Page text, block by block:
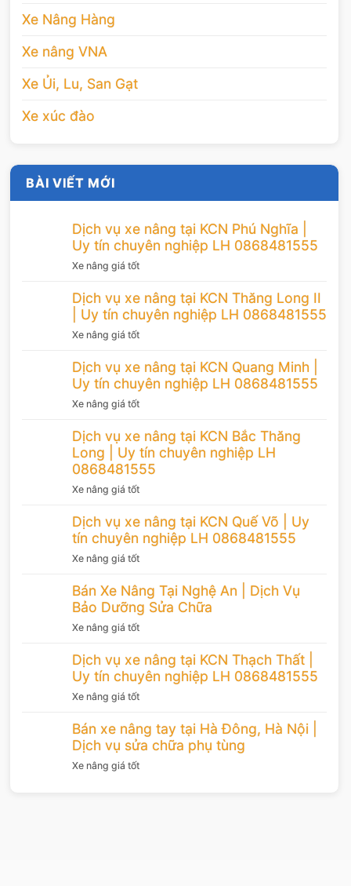
Xe Nâng Hàng
Xe nâng VNA
Xe Ủi, Lu, San Gạt
Xe xúc đào
BÀI VIẾT MỚI
Dịch vụ xe nâng tại KCN Phú Nghĩa |
Uy tín chuyên nghiệp LH 0868481555
Xe nâng giá tốt
Dịch vụ xe nâng tại KCN Thăng Long II
| Uy tín chuyên nghiệp LH 0868481555
Xe nâng giá tốt
Dịch vụ xe nâng tại KCN Quang Minh |
Uy tín chuyên nghiệp LH 0868481555
Xe nâng giá tốt
Dịch vụ xe nâng tại KCN Bắc Thăng
Long | Uy tín chuyên nghiệp LH
0868481555
Xe nâng giá tốt
Dịch vụ xe nâng tại KCN Quế Võ | Uy
tín chuyên nghiệp LH 0868481555
Xe nâng giá tốt
Bán Xe Nâng Tại Nghệ An | Dịch Vụ
Bảo Dưỡng Sửa Chữa
Xe nâng giá tốt
Dịch vụ xe nâng tại KCN Thạch Thất |
Uy tín chuyên nghiệp LH 0868481555
Xe nâng giá tốt
Bán xe nâng tay tại Hà Đông, Hà Nội |
Dịch vụ sửa chữa phụ tùng
Xe nâng giá tốt